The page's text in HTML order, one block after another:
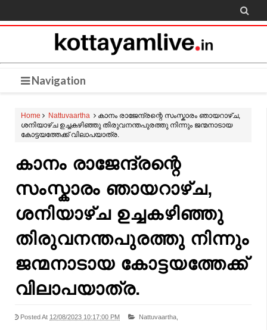

Navigation
Home Nattuvaartha
കാനം രാജേന്ദ്രന്റെ സംസ്കാരം ഞായറാഴ്ച,
ശനിയാഴ്ച ഉച്ചകഴിഞ്ഞു തിരുവനന്തപുരത്തു നിന്നും ജന്മനാടായ
കോട്ടയത്തേക്ക് വിലാപയാത്ര.
കാനം രാജേന്ദ്രന്റെ
സംസ്കാരം ഞായറാഴ്ച,
ശനിയാഴ്ച ഉച്ചകഴിഞ്ഞു
തിരുവനന്തപുരത്തു നിന്നും
ജന്മനാടായ കോട്ടയത്തേക്ക്
വിലാപയാത്ര.
Posted At 12/08/2023 10:17:00 PM Nattuvaartha,